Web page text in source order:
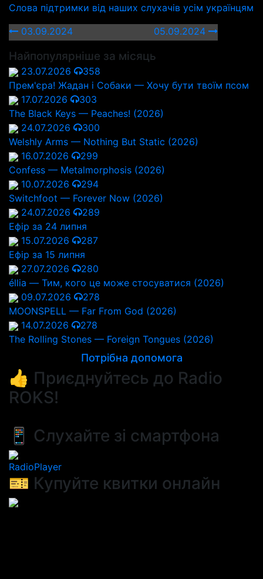
Слова підтримки від наших слухачів усім українцям
03.09.2024
05.09.2024
Найпопулярніше за місяць
23.07.2026
358
Прем'єра! Жадан і Собаки — Хочу бути твоїм псом
17.07.2026
303
The Black Keys — Peaches! (2026)
24.07.2026
300
Welshly Arms — Nothing But Static (2026)
16.07.2026
299
Confess — Metalmorphosis (2026)
10.07.2026
294
Switchfoot — Forever Now (2026)
24.07.2026
289
Ефір за 24 липня
15.07.2026
287
Ефір за 15 липня
27.07.2026
280
éllia — Тим, кого це може стосуватися (2026)
09.07.2026
278
MOONSPELL — Far From God (2026)
14.07.2026
278
The Rolling Stones — Foreign Tongues (2026)
Потрібна допомога
👍 Приєднуйтесь до Radio
ROKS!
📱 Слухайте зі смартфона
RadioPlayer
🎫 Купуйте квитки онлайн